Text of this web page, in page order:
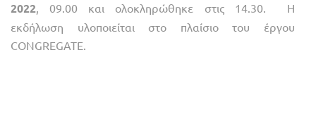
2022, 09.00 και ολοκληρώθηκε στις 14.30. Η
εκδήλωση υλοποιείται στο πλαίσιο του έργου
CONGREGATE.